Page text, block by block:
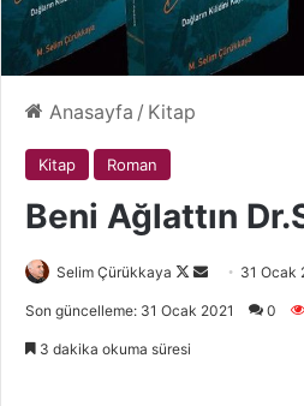
Anasayfa / Kitap
Kitap Roman
Beni Ağlattın
Selim Çürükkaya
Follow
Bir
31 Ocak
Son güncelleme: 31 Ocak 2021 0
3 dakika okuma süresi